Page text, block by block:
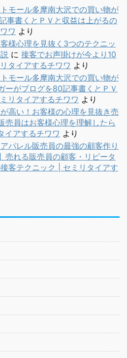
モール多摩南大沢での買い物が
事書くとＰＶと収益は上がるの
ワ より
様心理を見抜く3つのテクニッ
に 接客でお声掛けが今より10
タイアするチワワ より
モール多摩南大沢での買い物が
ーがブログを80記事書くとＰＶ
リタイアするチワワ より
高い！お客様の心理を見抜き売
売員はお客様心理を理解したら
イアするチワワ より
パレル販売員の最強の顧客作り
売れる販売員の顧客・リピータ
客テクニック | セミリタイアす